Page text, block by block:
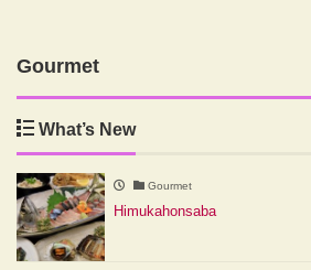
Gourmet
What’s New
Gourmet
Himukahonsaba